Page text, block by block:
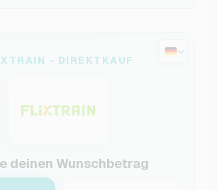
- DIREKTKAUF
deinen Wunschbetrag